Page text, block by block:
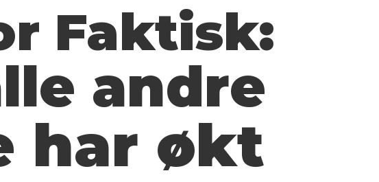
Faktisk:
andre
har økt